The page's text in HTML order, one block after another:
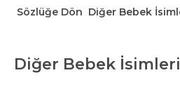
Sözlüğe Dön Diğer Bebek
Diğer Bebek İsimleri